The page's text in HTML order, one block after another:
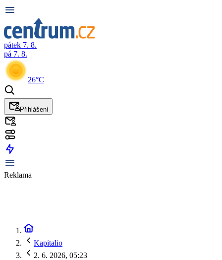
pátek 7. 8.
pá 7. 8.
26°C
Přihlášení
Reklama
Kapitalio
2. 6. 2026, 05:23